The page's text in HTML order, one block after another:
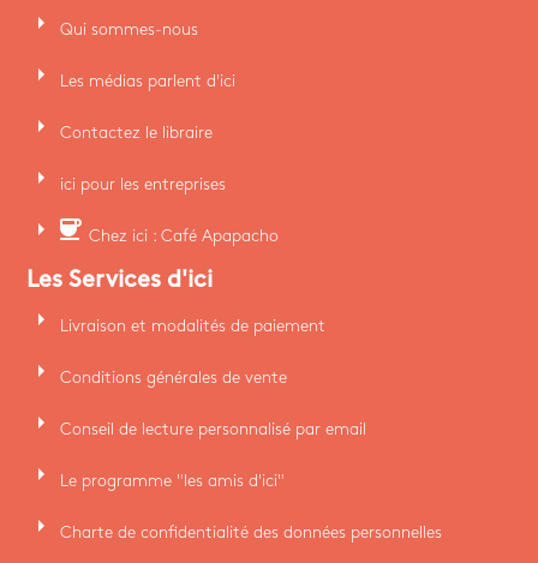
arrow_right Qui sommes-nous
arrow_right Les médias parlent d'ici
arrow_right Contactez le libraire
arrow_right ici pour les entreprises
arrow_right coffee Chez ici : Café Apapacho
Les Services d'ici
arrow_right Livraison et modalités de paiement
arrow_right Conditions générales de vente
arrow_right Conseil de lecture personnalisé par email
arrow_right Le programme "les amis d'ici"
arrow_right Charte de confidentialité des données personnelles